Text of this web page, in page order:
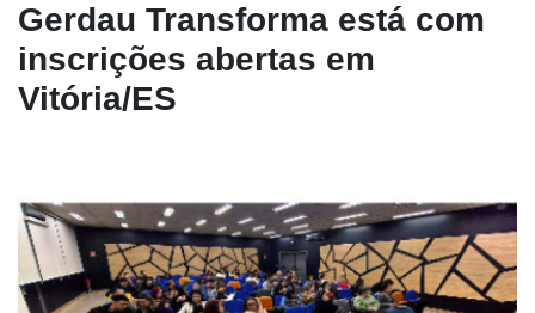
Gerdau Transforma está com
inscrições abertas em
Vitória/ES